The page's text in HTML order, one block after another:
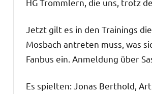
HG Trommlern, die uns, trotz
Jetzt gilt es in den Trainings
Mosbach antreten muss, was
Fanbus ein. Anmeldung über
Es spielten: Jonas Berthold,